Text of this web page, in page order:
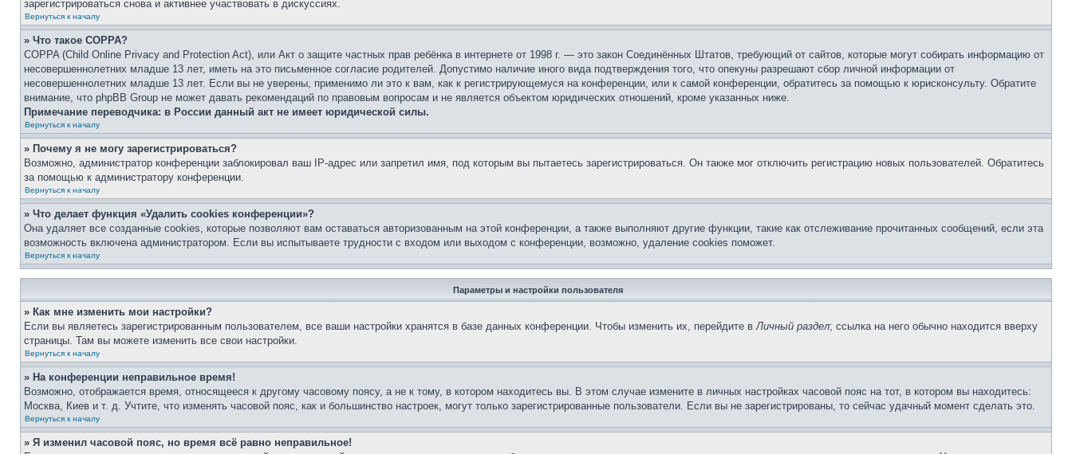
зарегистрироваться снова и активнее участвовать в дискуссиях.
Вернуться к началу
» Что такое COPPA?
COPPA (Child Online Privacy and Protection Act), или Акт о защите частных прав ребёнка в интернете от 1998 г. — это закон Соединённых Штатов, требующий от сайтов, которые могут собирать информацию от
несовершеннолетних младше 13 лет, иметь на это письменное согласие родителей. Допустимо наличие иного вида подтверждения того, что опекуны разрешают сбор личной информации от
несовершеннолетних младше 13 лет. Если вы не уверены, применимо ли это к вам, как к регистрирующемуся на конференции, или к самой конференции, обратитесь за помощью к юрисконсульту. Обратите
внимание, что phpBB Group не может давать рекомендаций по правовым вопросам и не является объектом юридических отношений, кроме указанных ниже.
Примечание переводчика: в России данный акт не имеет юридической силы.
Вернуться к началу
» Почему я не могу зарегистрироваться?
Возможно, администратор конференции заблокировал ваш IP-адрес или запретил имя, под которым вы пытаетесь зарегистрироваться. Он также мог отключить регистрацию новых пользователей. Обратитесь
за помощью к администратору конференции.
Вернуться к началу
» Что делает функция «Удалить cookies конференции»?
Она удаляет все созданные cookies, которые позволяют вам оставаться авторизованным на этой конференции, а также выполняют другие функции, такие как отслеживание прочитанных сообщений, если эта
возможность включена администратором. Если вы испытываете трудности с входом или выходом с конференции, возможно, удаление cookies поможет.
Вернуться к началу
Параметры и настройки пользователя
» Как мне изменить мои настройки?
Если вы являетесь зарегистрированным пользователем, все ваши настройки хранятся в базе данных конференции. Чтобы изменить их, перейдите вЛичный раздел; ссылка на него обычно находится вверху
страницы. Там вы можете изменить все свои настройки.
Вернуться к началу
» На конференции неправильное время!
Возможно, отображается время, относящееся к другому часовому поясу, а не к тому, в котором находитесь вы. В этом случае измените в личных настройках часовой пояс на тот, в котором вы находитесь:
Москва, Киев и т. д. Учтите, что изменять часовой пояс, как и большинство настроек, могут только зарегистрированные пользователи. Если вы не зарегистрированы, то сейчас удачный момент сделать это.
Вернуться к началу
» Я изменил часовой пояс, но время всё равно неправильное!